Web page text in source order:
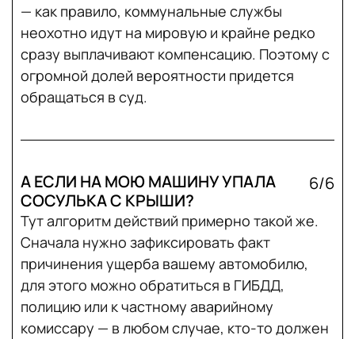
— как правило, коммунальные службы
неохотно идут на мировую и крайне редко
сразу выплачивают компенсацию. Поэтому с
огромной долей вероятности придется
обращаться в суд.
А ЕСЛИ НА МОЮ МАШИНУ УПАЛА
СОСУЛЬКА С КРЫШИ?
6/6
Тут алгоритм действий примерно такой же.
Сначала нужно зафиксировать факт
причинения ущерба вашему автомобилю,
для этого можно обратиться в ГИБДД,
полицию или к частному аварийному
комиссару — в любом случае, кто-то должен